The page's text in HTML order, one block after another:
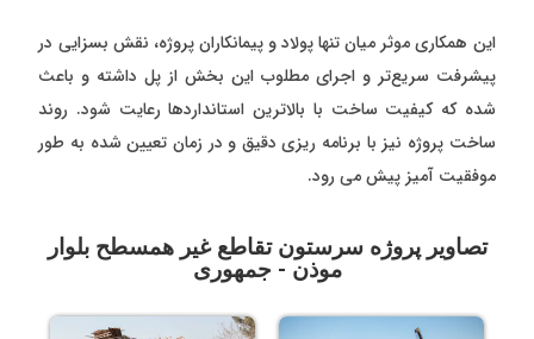
این همکاری موثر میان تنها پولاد و پیمانکاران پروژه، نقش بسزایی در
پیشرفت سریع‌تر و اجرای مطلوب این بخش از پل داشته و باعث
شده که کیفیت ساخت با بالاترین استانداردها رعایت شود. روند
ساخت پروژه نیز با برنامه ‌ریزی دقیق و در زمان تعیین شده به ‌طور
موفقیت‌ آمیز پیش می ‌رود.
تصاویر پروژه سرستون تقاطع غیر همسطح بلوار
موذن - جمهوری